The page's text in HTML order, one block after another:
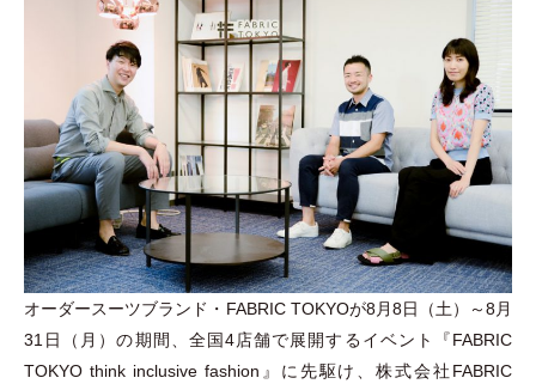
オーダースーツブランド ・ FABRIC TOKYOが8月8日 （土）
～8月
31日
（ 月 ）の期間、全国4店舗で展開するイベント『FABRIC
TOKYO think inclusive fashion』に先駆け、株式会社FABRIC